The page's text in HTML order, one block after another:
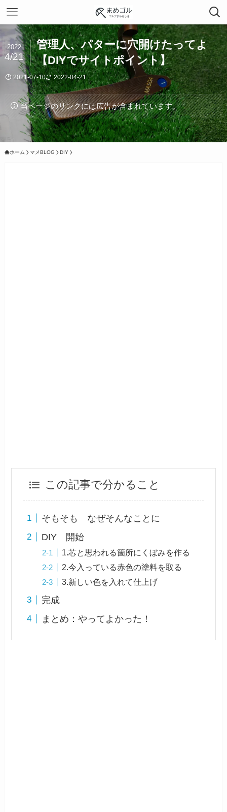
管理人、パターに穴開けたってよ
【DIYでサイトポイント】
2022
4/21
2021-07-10 2022-04-21
当ページのリンクには広告が含まれています。
ホーム マメBLOG DIY
この記事で分かること
そもそも なぜそんなことに
DIY 開始
1.芯と思われる箇所にくぼみを作る
2.今入っている赤色の塗料を取る
3.新しい色を入れて仕上げ
完成
まとめ：やってよかった！